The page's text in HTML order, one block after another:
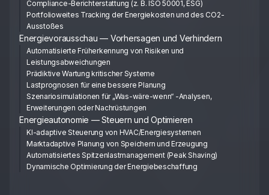
Compliance-Berichterstattung (z. B. ISO 50001, ESG)
Portfolioweites Tracking der Energiekosten und des CO2-
Ausstoßes
Energievorausschau — Vorhersagen und Verhindern
Automatisierte Früherkennung von Risiken und
Leistungsabweichungen
Prädiktive Wartung kritischer Systeme
Lastprognosen für eine bessere Planung
Szenariosimulationen für „Was-wäre-wenn“ -Analysen,
Erweiterungen oder Nachrüstungen
Energieautonomie — Steuern und Optimieren
KI-adaptive Steuerung von HVAC/Energiesystemen
Marktadaptive Planung von Speichern und Erzeugung
Automatisiertes Spitzenlastmanagement (Peak Shaving)
Dynamische Optimierung der Energiebeschaffung